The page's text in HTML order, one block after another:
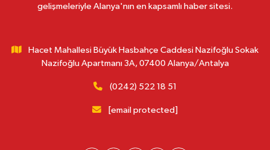
gelişmeleriyle Alanya'nın en kapsamlı haber sitesi.
Hacet Mahallesi Büyük Hasbahçe Caddesi Nazifoğlu Sokak
Nazifoğlu Apartmanı 3A, 07400 Alanya/Antalya
(0242) 522 18 51
[email protected]